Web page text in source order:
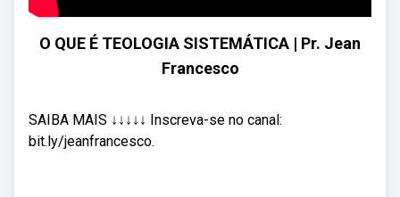
O QUE É TEOLOGIA SISTEMÁTICA | Pr. Jean
Francesco
SAIBA MAIS ↓↓↓↓↓ Inscreva-se no canal:
bit.ly/jeanfrancesco.